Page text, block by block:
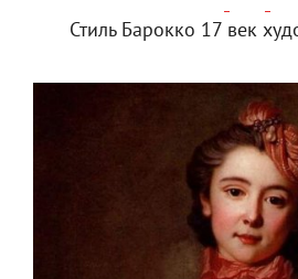
Стиль Барокко 17 век